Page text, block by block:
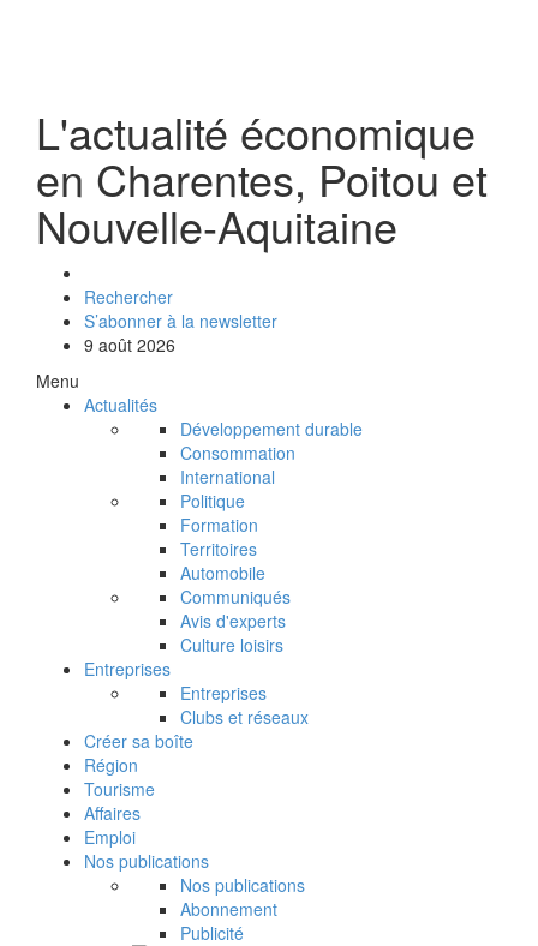
L'actualité économique
en Charentes, Poitou et
Nouvelle-Aquitaine
Rechercher
S’abonner à la newsletter
9 août 2026
Menu
Actualités
Développement durable
Consommation
International
Politique
Formation
Territoires
Automobile
Communiqués
Avis d'experts
Culture loisirs
Entreprises
Entreprises
Clubs et réseaux
Créer sa boîte
Région
Tourisme
Affaires
Emploi
Nos publications
Nos publications
Abonnement
Publicité